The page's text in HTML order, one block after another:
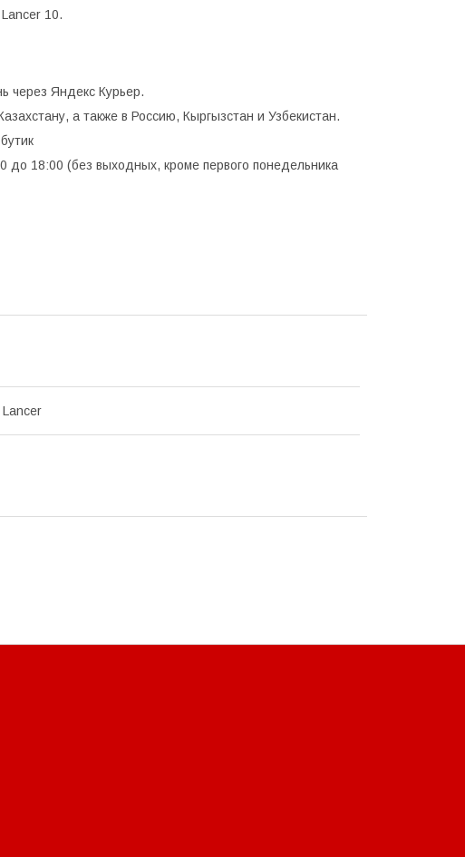
Lancer 10.
через Яндекс Курьер.
а также в Россию, Кыргызстан и Узбекистан.
до 18:00 (без выходных, кроме первого понедельника
Lancer